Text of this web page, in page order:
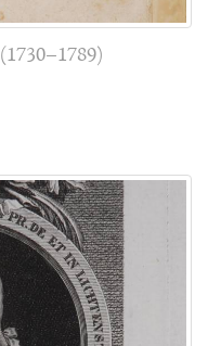
(1730–1789)